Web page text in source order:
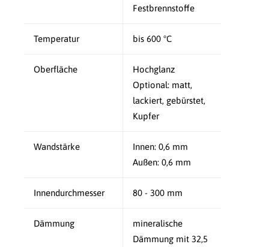
Festbrennstoffe
Temperatur bis 600 °C
Oberfläche
Hochglanz
Optional: matt,
lackiert, gebürstet,
Kupfer
Wandstärke
Innen: 0,6 mm
Außen: 0,6 mm
Innendurchmesser 80 - 300 mm
Dämmung
mineralische
Dämmung mit 32,5